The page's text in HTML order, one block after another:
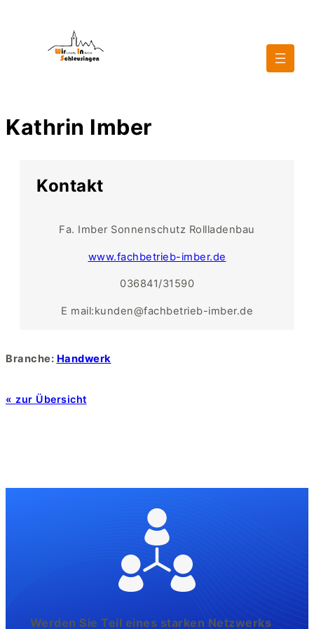
Kathrin Imber
Kontakt
Fa. Imber Sonnenschutz Rollladenbau
www.fachbetrieb-imber.de
036841/31590
E mail:kunden@fachbetrieb-imber.de
Branche: Handwerk
« zur Übersicht
Werden Sie Teil eines starken Netzwerks